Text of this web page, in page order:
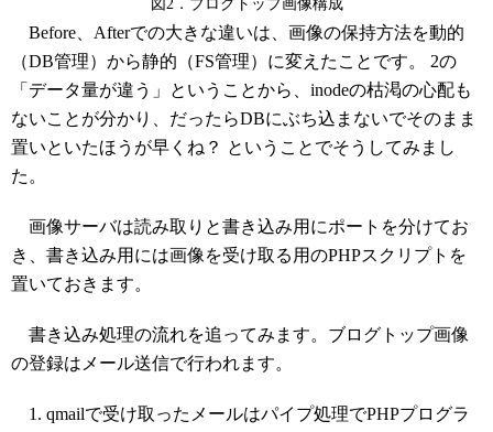
図2．ブログトップ画像構成
Before、Afterでの大きな違いは、画像の保持方法を動的
（DB管理）から静的（FS管理）に変えたことです。 2の
「データ量が違う」ということから、inodeの枯渇の心配も
ないことが分かり、だったらDBにぶち込まないでそのまま
置いといたほうが早くね？ ということでそうしてみまし
た。
画像サーバは読み取りと書き込み用にポートを分けてお
き、書き込み用には画像を受け取る用のPHPスクリプトを
置いておきます。
書き込み処理の流れを追ってみます。ブログトップ画像
の登録はメール送信で行われます。
qmailで受け取ったメールはパイプ処理でPHPプログラ